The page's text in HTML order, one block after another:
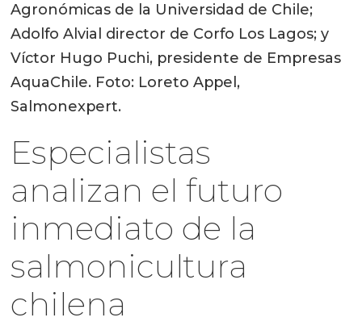
Agronómicas de la Universidad de Chile;
Adolfo Alvial director de Corfo Los Lagos; y
Víctor Hugo Puchi, presidente de Empresas
AquaChile. Foto: Loreto Appel,
Salmonexpert.
Especialistas
analizan el futuro
inmediato de la
salmonicultura
chilena